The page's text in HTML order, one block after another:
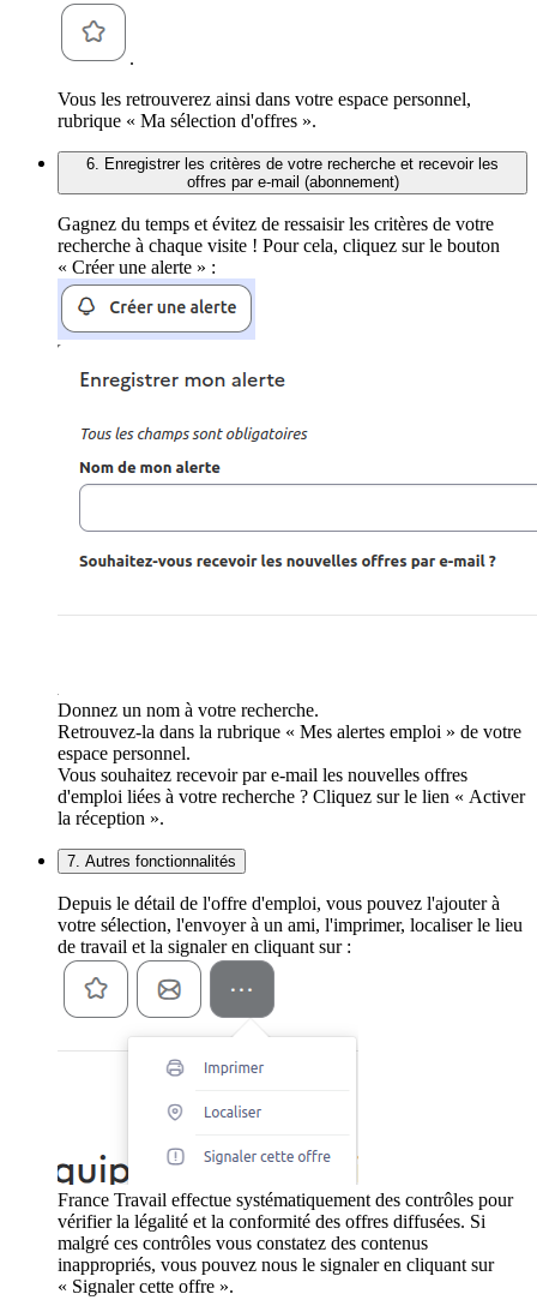
.
Vous les retrouverez ainsi dans votre espace personnel,
rubrique « Ma sélection d'offres ».
6. Enregistrer les critères de votre recherche et recevoir les
offres par e-mail (abonnement)
Gagnez du temps et évitez de ressaisir les critères de votre
recherche à chaque visite ! Pour cela, cliquez sur le bouton
« Créer une alerte » :
Donnez un nom à votre recherche.
Retrouvez-la dans la rubrique « Mes alertes emploi » de votre
espace personnel.
Vous souhaitez recevoir par e-mail les nouvelles offres
d'emploi liées à votre recherche ? Cliquez sur le lien « Activer
la réception ».
7. Autres fonctionnalités
Depuis le détail de l'offre d'emploi, vous pouvez l'ajouter à
votre sélection, l'envoyer à un ami, l'imprimer, localiser le lieu
de travail et la signaler en cliquant sur :
France Travail effectue systématiquement des contrôles pour
vérifier la légalité et la conformité des offres diffusées. Si
malgré ces contrôles vous constatez des contenus
inappropriés, vous pouvez nous le signaler en cliquant sur
« Signaler cette offre ».